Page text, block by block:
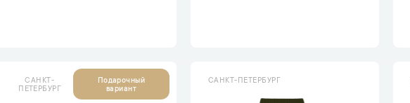
САНКТ-
ПЕТЕРБУРГ
Подарочный
вариант
САНКТ-ПЕТЕРБУРГ